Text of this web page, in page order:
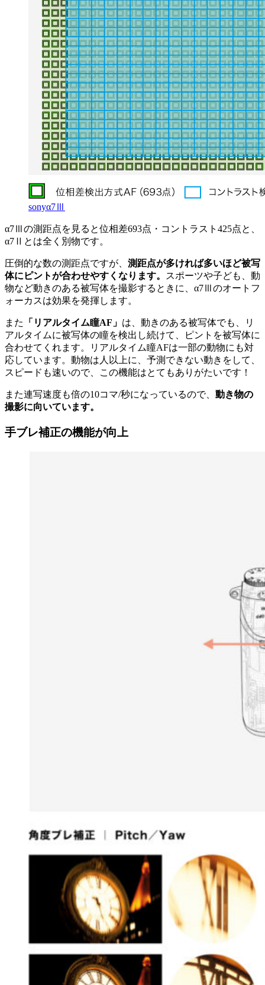
sonyα7Ⅲ
α7Ⅲの測距点を見ると位相差693点・コントラスト425点と、
α7Ⅱとは全く別物です。
圧倒的な数の測距点ですが、 測距点が多ければ多いほど被写
体にピントが合わせやすくなります。
スポーツや子ども、動
物など動きのある被写体を撮影するときに、α7Ⅲのオートフ
ォーカスは効果を発揮します。
また 「リアルタイム瞳AF」 は、動きのある被写体でも、リ
アルタイムに被写体の瞳を検出し続けて、ピントを被写体に
合わせてくれます。リアルタイム瞳AFは一部の動物にも対
応しています。動物は人以上に、予測できない動きをして、
スピードも速いので、この機能はとてもありがたいです！
また連写速度も倍の10コマ/秒になっているので、 動き物の
撮影に向いています。
手ブレ補正の機能が向上